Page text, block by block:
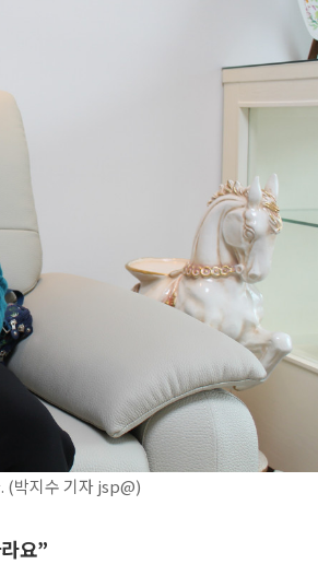
(박지수 기자 jsp@)
요”